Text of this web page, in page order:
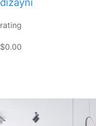
rating
$0.00